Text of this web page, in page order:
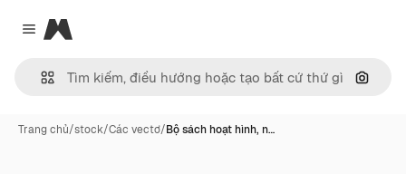
Close menu
Magnific
Tìm
Trang chủ/stock/Các vectơ/Bộ sách hoạt hình, n…